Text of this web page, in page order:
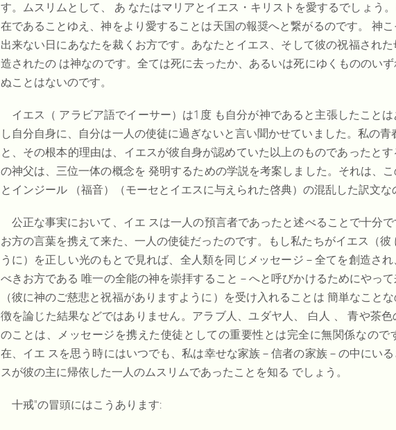
す。ムスリムとして、
あ なたはマリアとイエス・キリストを愛するでしょう
在であることゆえ、神をより愛することは天国の報奨へと繋がるのです。 神
出来ない日にあなたを裁くお方です。あなたとイエス、そして彼の祝福され
造されたの は神なのです。全ては死に去ったか、あるいは死にゆくもののい
ぬことはないのです。
イエス（ アラビア語でイーサー）は1 度 も自分が神であると主張したこと
し自分自身に、自分は一人の使徒に過ぎないと言い聞かせていました。私の
と、その根本的理由は、イエスが彼自身が認めていた以上のものであったと
の神父は、三位一体の概念を 発明するための学説を考案しました。それは、
とインジール
（福音）（モーセとイエスに与えられた啓典）の混乱した訳文な
公正な事実において、イエ スは一人の預言者であったと述べることで十分
お方の言葉を携えて来た、一人の使徒だったのです。もし私たちがイエス（
うに）を正しい光のもとで見れば、全人類を同じメッセージ－全てを創造さ
べきお方である 唯一の全能の神を崇拝すること－へと呼びかけるためにやっ
（彼に神のご慈悲と祝福がありますように）を受け入れることは 簡単なこと
徴を論じた結果などではありません。アラブ人、ユダヤ人、
白人 、 青や茶
のことは、メッセージを携えた使徒としての重要性とは完全に無関係なの
在、イエ スを思う時にはいつでも、私は幸せな家族－信者の家族－の中にい
スが彼の主に帰依した一人のムスリムであったことを知る でしょう。
十戒"の冒頭にはこうあります: